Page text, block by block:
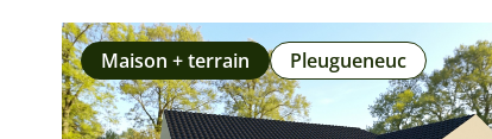
Maison + terrain Pleugueneuc